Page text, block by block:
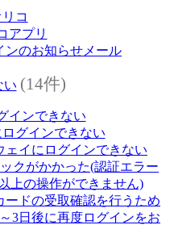
コ
アプリ
ンのお知らせメール
い (14件)
インできない
グインできない
ェイにログインできない
クがかかった(認証エラー
上の操作ができません)
ードの受取確認を行うため
3日後に再度ログインをお